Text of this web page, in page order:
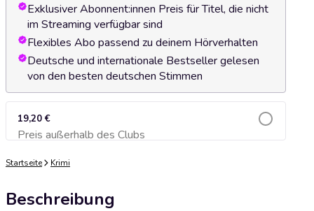
Exklusiver Abonnent:innen Preis für Titel, die nicht
im Streaming verfügbar sind
Flexibles Abo passend zu deinem Hörverhalten
Deutsche und internationale Bestseller gelesen
von den besten deutschen Stimmen
19,20 €
Preis außerhalb des ClubsZum Warenkorb hinzufügen
Startseite Krimi
Beschreibung